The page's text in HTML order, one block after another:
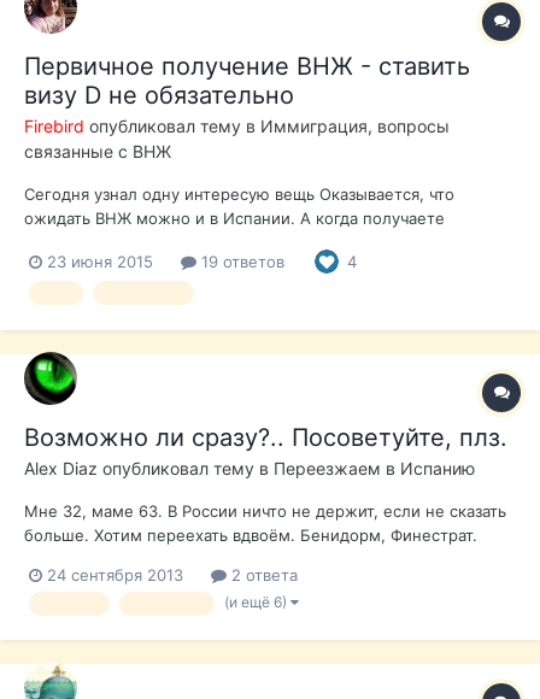
Первичное получение ВНЖ - ставить
визу D не обязательно
Firebird опубликовал тему в Иммиграция, вопросы
связанные с ВНЖ
Сегодня узнал одну интересую вещь Оказывается, что
ожидать ВНЖ можно и в Испании. А когда получаете
ставить визы D Получаете резолюцию на почту и идете себе
спокойно сдавать отпечатки и все такое Так что получается,
23 июня 2015 19 ответов 4
Возможно ли сразу?.. Посоветуйте, плз.
Alex Diaz опубликовал тему в Переезжаем в Испанию
Мне 32, маме 63. В России ничто не держит, если не сказать
больше. Хотим переехать вдвоём. Бенидорм, Финестрат.
Стоит ли сразу подавать на no lucrativa? С какой
вероятностью дадут, если предварительно купить квартиру
24 сентября 2013 2 ответа
(и ещё 6)